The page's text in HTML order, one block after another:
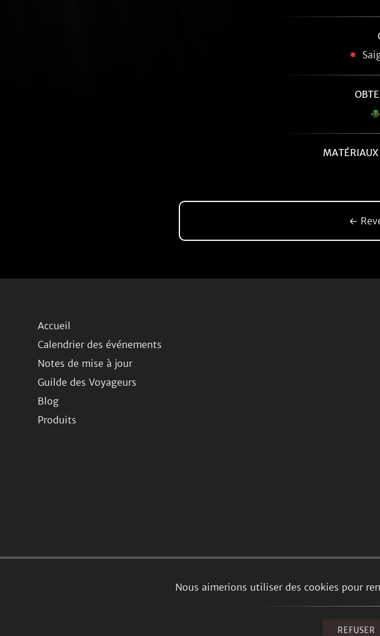
Nous aimerions utiliser des cookies pour
REFUSER
←
Accueil
Calendrier des événements
Notes de mise à jour
Guilde des Voyageurs
Blog
Produits